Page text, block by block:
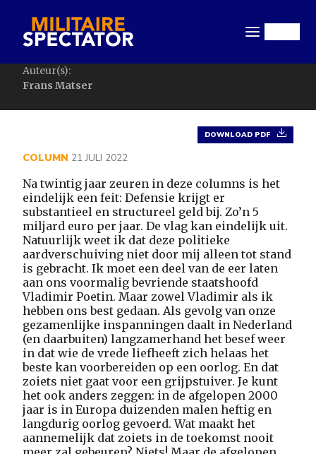
naar
inhoud
gaan
Auteur(s):
Frans Matser
DOWNLOAD PDF
COLUMN 21 JULI 2022
Na twintig jaar zeuren in deze columns is het
eindelijk een feit: Defensie krijgt er
substantieel en structureel geld bij. Zo’n 5
miljard euro per jaar. De vlag kan eindelijk uit.
Natuurlijk weet ik dat deze politieke
aardverschuiving niet door mij alleen tot stand
is gebracht. Ik moet een deel van de eer laten
aan ons voormalig bevriende staatshoofd
Vladimir Poetin. Maar zowel Vladimir als ik
hebben ons best gedaan. Als gevolg van onze
gezamenlijke inspanningen daalt in Nederland
(en daarbuiten) langzamerhand het besef weer
in dat wie de vrede liefheeft zich helaas het
beste kan voorbereiden op een oorlog. En dat
zoiets niet gaat voor een grijpstuiver. Je kunt
het ook anders zeggen: in de afgelopen 2000
jaar is in Europa duizenden malen heftig en
langdurig oorlog gevoerd. Wat maakt het
aannemelijk dat zoiets in de toekomst nooit